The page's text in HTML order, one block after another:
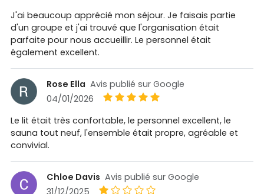
J'ai beaucoup apprécié mon séjour. Je faisais partie
d'un groupe et j'ai trouvé que l'organisation était
parfaite pour nous accueillir. Le personnel était
également excellent.
Rose Ella Avis publié sur Google
04/01/2026
Le lit était très confortable, le personnel excellent, le
sauna tout neuf, l'ensemble était propre, agréable et
convivial.
Chloe Davis Avis publié sur Google
31/12/2025